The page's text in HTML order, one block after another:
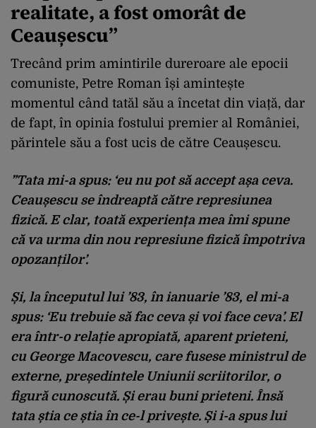
realitate, a fost omorât de
Ceaușescu”
Trecând prim amintirile dureroare ale epocii
comuniste, Petre Roman își amintește
momentul când tatăl său a încetat din viață, dar
de fapt, în opinia fostului premier al României,
părintele său a fost ucis de către Ceaușescu.
”Tata mi-a spus: ‘eu nu pot să accept așa ceva.
Ceaușescu se îndreaptă către represiunea
fizică. E clar, toată experiența mea îmi spune
că va urma din nou represiune fizică împotriva
opozanților’.
Și, la începutul lui ’83, în ianuarie ’83, el mi-a
spus: ‘Eu trebuie să fac ceva și voi face ceva’. El
era într-o relație apropiată, aparent prieteni,
cu George Macovescu, care fusese ministrul de
externe, președintele Uniunii scriitorilor, o
figură cunoscută. Și erau buni prieteni. Însă
tata știa ce știa în ce-l privește. Și i-a spus lui